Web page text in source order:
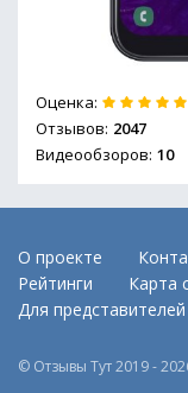
Оценка:
Отзывов: 2047
Видеообзоров: 10
О проекте
Рейтинги
Карта
Для
© Отзывы Тут 2019 -